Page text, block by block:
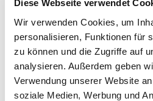
Diese Webseite verwendet
Wir verwenden Cookies, um
personalisieren, Funktionen für
zu können und die Zugriffe auf
analysieren. Außerdem geben
Verwendung unserer Website
soziale Medien, Werbung und